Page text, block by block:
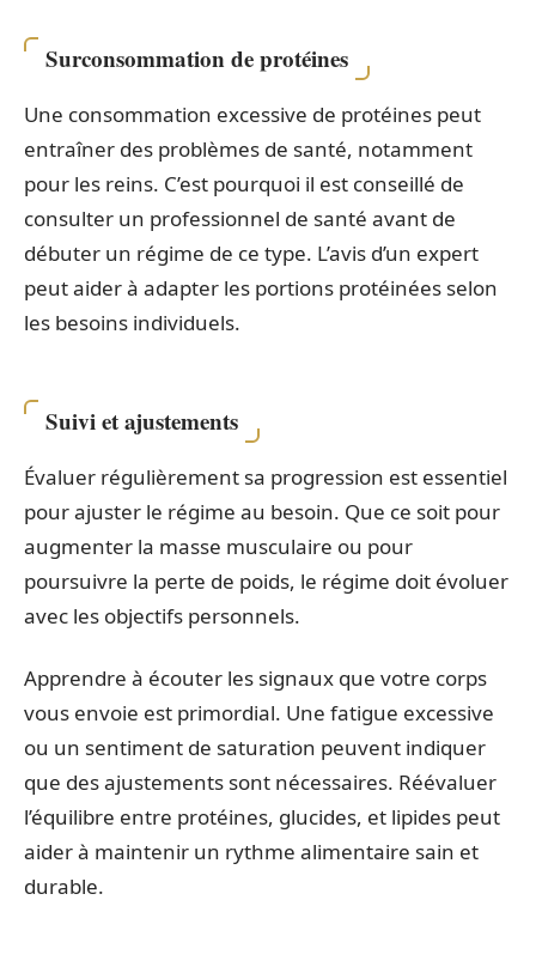
Surconsommation de protéines
Une consommation excessive de protéines peut
entraîner des problèmes de santé, notamment
pour les reins. C’est pourquoi il est conseillé de
consulter un professionnel de santé avant de
débuter un régime de ce type. L’avis d’un expert
peut aider à adapter les portions protéinées selon
les besoins individuels.
Suivi et ajustements
Évaluer régulièrement sa progression est essentiel
pour ajuster le régime au besoin. Que ce soit pour
augmenter la masse musculaire ou pour
poursuivre la perte de poids, le régime doit évoluer
avec les objectifs personnels.
Apprendre à écouter les signaux que votre corps
vous envoie est primordial. Une fatigue excessive
ou un sentiment de saturation peuvent indiquer
que des ajustements sont nécessaires. Réévaluer
l’équilibre entre protéines, glucides, et lipides peut
aider à maintenir un rythme alimentaire sain et
durable.